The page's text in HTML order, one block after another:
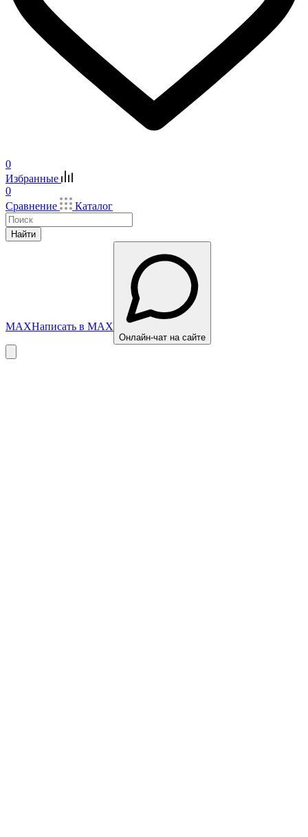
0
Избранные
0
Сравнение
Каталог
Найти
MAXНаписать в MAX
Онлайн-чат на сайте